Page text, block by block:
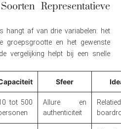
Representatieve
hangt af van drie variabelen: het
groepsgrootte en het gewenste
vergelijking helpt bij een snelle
Sfeer
tot 500
Allure en
authenticiteit